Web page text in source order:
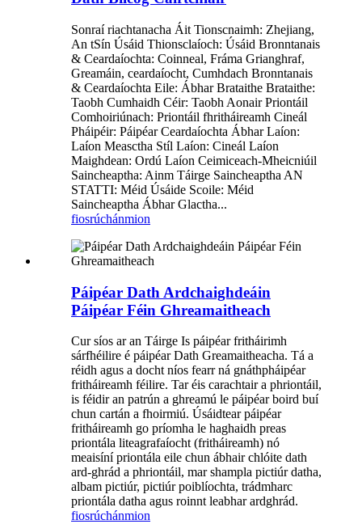
Sonraí riachtanacha Áit Tionscnaimh: Zhejiang,
An tSín Úsáid Thionsclaíoch: Úsáid Bronntanais
& Ceardaíochta: Coinneal, Fráma Grianghraf,
Greamáin, ceardaíocht, Cumhdach Bronntanais
& Ceardaíochta Eile: Ábhar Brataithe Brataithe:
Taobh Cumhaidh Céir: Taobh Aonair Priontáil
Comhoiriúnach: Priontáil fhritháireamh Cineál
Pháipéir: Páipéar Ceardaíochta Ábhar Laíon:
Laíon Measctha Stíl Laíon: Cineál Laíon
Maighdean: Ordú Laíon Ceimiceach-Mheicniúil
Saincheaptha: Ainm Táirge Saincheaptha AN
STATTI: Méid Úsáide Scoile: Méid
Saincheaptha Ábhar Glactha...
fiosrúchánmion
Páipéar Dath Ardchaighdeáin
Páipéar Féin Ghreamaitheach
Cur síos ar an Táirge Is páipéar fritháirimh
sárfhéilire é páipéar Dath Greamaitheacha. Tá a
réidh agus a docht níos fearr ná gnáthpháipéar
fritháireamh féilire. Tar éis carachtair a phriontáil,
is féidir an patrún a ghreamú le páipéar boird buí
chun cartán a fhoirmiú. Úsáidtear páipéar
fritháireamh go príomha le haghaidh preas
priontála liteagrafaíocht (fritháireamh) nó
meaisíní priontála eile chun ábhair chlóite dath
ard-ghrád a phriontáil, mar shampla pictiúr datha,
albam pictiúr, pictiúr poiblíochta, trádmharc
priontála datha agus roinnt leabhar ardghrád.
fiosrúchánmion